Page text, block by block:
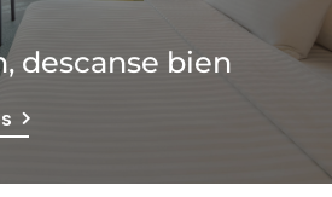
descanse bien